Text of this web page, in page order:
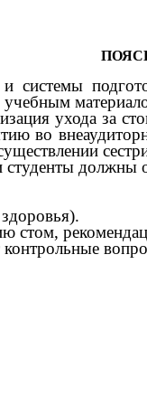
системы
учебным
ухода за
во
студенты